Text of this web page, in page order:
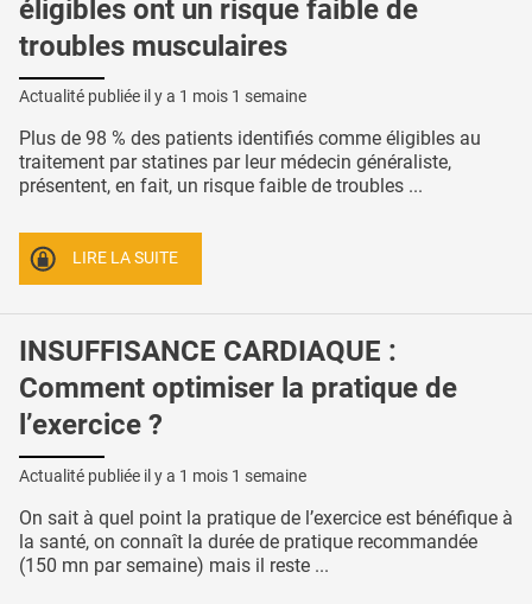
éligibles ont un risque faible de
troubles musculaires
Actualité publiée il y a 1 mois 1 semaine
Plus de 98 % des patients identifiés comme éligibles au
traitement par statines par leur médecin généraliste,
présentent, en fait, un risque faible de troubles ...
LIRE LA SUITE
INSUFFISANCE CARDIAQUE :
Comment optimiser la pratique de
l’exercice ?
Actualité publiée il y a 1 mois 1 semaine
On sait à quel point la pratique de l’exercice est bénéfique à
la santé, on connaît la durée de pratique recommandée
(150 mn par semaine) mais il reste ...